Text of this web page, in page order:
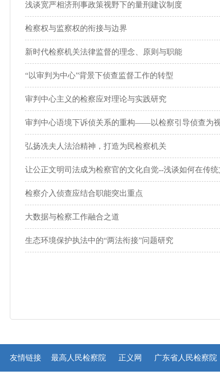
浅谈宽严相济刑事政策视野下的量刑建议制度
检察权与监察权的衔接与边界
新时代检察机关法律监督的理念、原则与职能
“以审判为中心”背景下侦查监督工作的转型
审判中心主义的检察应对理论与实践研究
审判中心语境下诉侦关系的重构——以检察引导侦查为
弘扬冼夫人法治精神，打造为民检察机关
让公正文明司法成为检察官的文化自觉--浅谈如何在传
检察介入侦查应结合职能突出重点
大数据与检察工作融合之道
生态环境保护执法中的“两法衔接”问题研究
友情链接 最高人民检察院 正义网 广东省人民检察院